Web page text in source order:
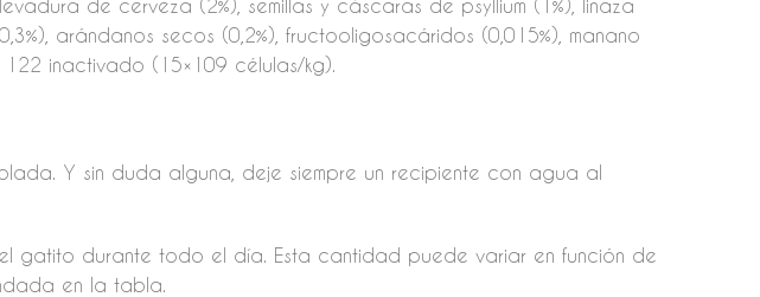
de cerveza (2%), semillas y cáscaras de psyllium (1%), linaza
arándanos secos (0,2%), fructooligosacáridos (0,015%), manano
122 inactivado (15×109 células/kg).
Y sin duda alguna, deje siempre un recipiente con agua al
gatito durante todo el día. Esta cantidad puede variar en función de
en la tabla.